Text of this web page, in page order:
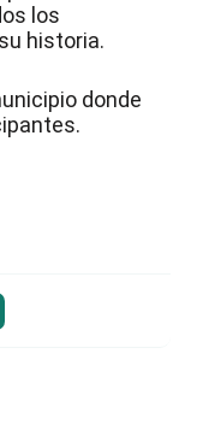
los
historia.
donde